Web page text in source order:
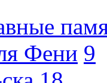
Фени 9